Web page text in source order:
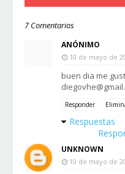
7 Comentarios
ANÓNIMO
10 de mayo de
buen dia me
Responder
Respuestas
UNKNOWN
10 de mayo de